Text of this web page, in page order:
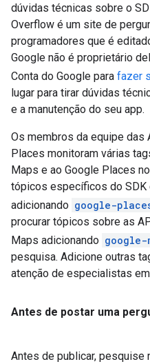
dúvidas técnicas sobre o
Overflow é um site de
programadores que é
Google não é proprietário
Conta do Google para fazer
lugar para tirar dúvidas
e a manutenção do seu app.
Os membros da equipe das
Places monitoram várias
Maps e ao Google Places
tópicos específicos do SDK
adicionando google-
procurar tópicos sobre as
Maps adicionando google-
pesquisa. Adicione outras
atenção de especialistas
Antes de postar uma
Antes de publicar, pesquise